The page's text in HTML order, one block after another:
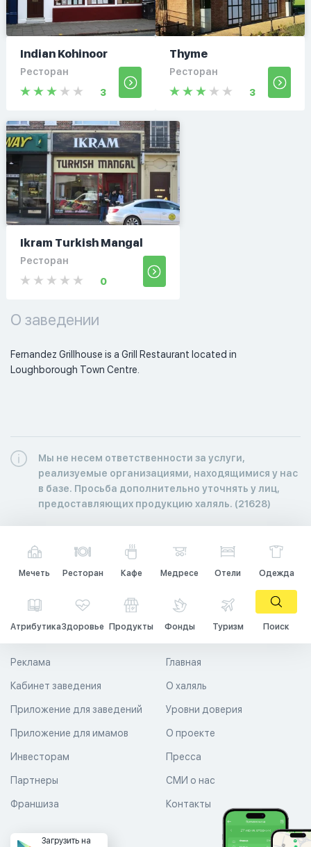
Indian Kohinoor
Ресторан
3
Thyme
Ресторан
3
Ikram Turkish Mangal
Ресторан
0
О заведении
Fernandez Grillhouse is a Grill Restaurant located in
Loughborough Town Centre.
Мы не несем ответственности за услуги,
реализуемые организациями, находящимися у нас
в базе. Просьба дополнительно уточнять у лиц,
предоставляющих продукцию халяль. (21628)
Мечеть Ресторан Кафе Медресе Отели Одежда
АтрибутикаЗдоровье Продукты Фонды Туризм Поиск
Главная
О халяль
Уровни доверия
Реклама
Кабинет заведения
Приложение для заведений
Приложение для имамов О проекте
Пресса
СМИ о нас
Контакты
Инвесторам
Партнеры
Франшиза
Загрузить на